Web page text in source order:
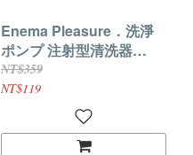
Enema Pleasure．洗淨
ポンプ 注射型清洗器
150ML+33公分長軟管
NT$359
NT$119